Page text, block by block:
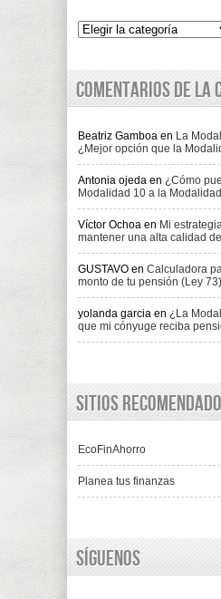
Indice
Comentarios de la
Beatriz Gamboa en La
¿Mejor opción que la
Antonia ojeda en ¿Cómo
Modalidad 10 a la
Víctor Ochoa en Mi
mantener una alta calidad
GUSTAVO en Calculadora
monto de tu pensión (Ley 73)
yolanda garcia en ¿La
que mi cónyuge reciba
Sitios
EcoFinAhorro
Planea tus finanzas
Síguenos